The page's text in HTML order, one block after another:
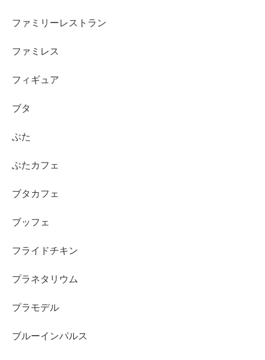
ファミリーレストラン
ファミレス
フィギュア
ブタ
ぶた
ぶたカフェ
ブタカフェ
ブッフェ
フライドチキン
プラネタリウム
プラモデル
ブルーインパルス